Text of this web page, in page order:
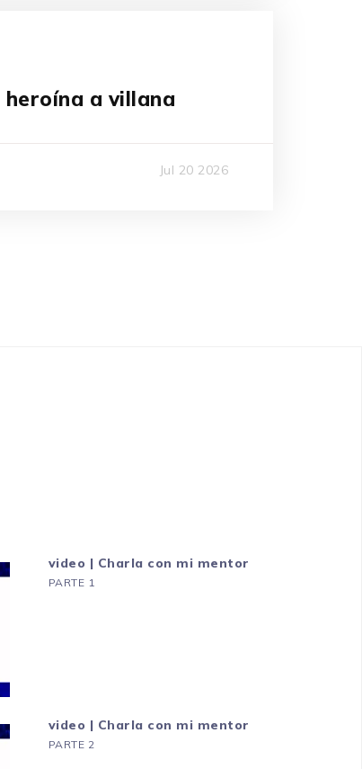
a villana
Jul 20 2026
video | Charla con mi mentor
PARTE 1
video | Charla con mi mentor
PARTE 2